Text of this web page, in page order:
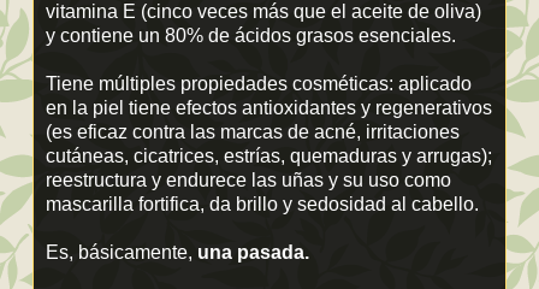
vitamina E (cinco veces más que el aceite de oliva)
y contiene un 80% de ácidos grasos esenciales.
Tiene múltiples propiedades cosméticas: aplicado
en la piel tiene efectos antioxidantes y regenerativos
(es eficaz contra las marcas de acné, irritaciones
cutáneas, cicatrices, estrías, quemaduras y arrugas);
reestructura y endurece las uñas y su uso como
mascarilla fortifica, da brillo y sedosidad al cabello.
Es, básicamente, una pasada.